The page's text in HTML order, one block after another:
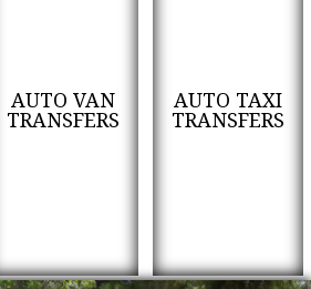
AUTO VAN
TRANSFERS
AUTO TAXI
TRANSFERS